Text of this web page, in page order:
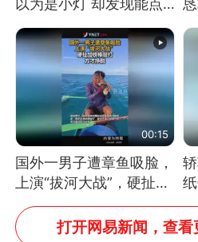
以为是小灯 却发现能点
燃香烟 当事人：已报警
处理
00:15
国外一男子遭章鱼吸脸，
上演“拔河大战”，硬扯加
铁棒敲打方才挣脱
打开网易新闻，查